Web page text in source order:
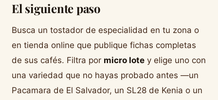
El siguiente paso
Busca un tostador de especialidad en tu zona o
en tienda online que publique fichas completas
de sus cafés. Filtra por micro lote y elige uno con
una variedad que no hayas probado antes —un
Pacamara de El Salvador, un SL28 de Kenia o un